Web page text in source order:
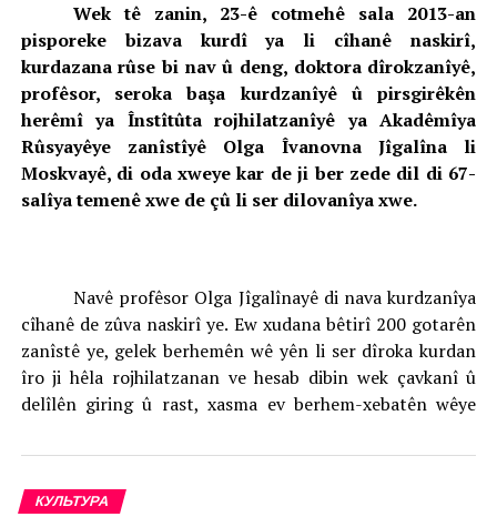
Wek tê zanin, 23-ê cotmehê sala 2013-an
pisporeke bizava kurdî ya li cîhanê naskirî,
kurdazana rûse bi nav û deng, doktora dîrokzanîyê,
profêsor, seroka başa kurdzanîyê û pirsgirêkên
herêmî ya Înstîtûta rojhilatzanîyê ya Akadêmîya
Rûsyayêye zanîstîyê Olga Îvanovna Jîgalîna li
Moskvayê, di oda xweye kar de ji ber zede dil di 67-
salîya temenê xwe de çû li ser dilovanîya xwe.
Navê profêsor Olga Jîgalînayê di nava kurdzanîya
cîhanê de zûva naskirî ye. Ew xudana bêtirî 200 gotarên
zanîstê ye, gelek berhemên wê yên li ser dîroka kurdan
îro ji hêla rojhilatzanan ve hesab dibin wek çavkanî û
delîlên giring û rast, xasma ev berhem-xebatên wêye
«Xanedarîya kurda di dema Qecerên dawî de» (2002),
«Kurdên qeza Îranêye Xoresanê li berî şerê cîhanêyî
yekemîn û di dema wî şerî de» (2008), «Pirsa kurdî di
КУЛЬТУРА